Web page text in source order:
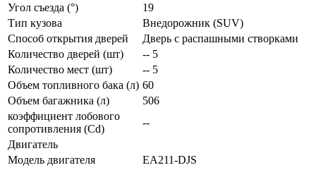
Угол съезда (°)
19
Тип кузова
Внедорожник (SUV)
Способ открытия дверей
Дверь с распашными створками
Количество дверей (шт)
-- 5
Количество мест (шт)
-- 5
Объем топливного бака (л) 60
Объем багажника (л)
506
коэффициент лобового
сопротивления (Cd)
--
Двигатель
Модель двигателя
EA211-DJS